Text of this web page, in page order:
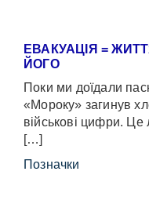
ЕВАКУАЦІЯ =
ЙОГО
Поки ми доїдали
«Мороку» загинув
військові цифри.
[…]
Позначки